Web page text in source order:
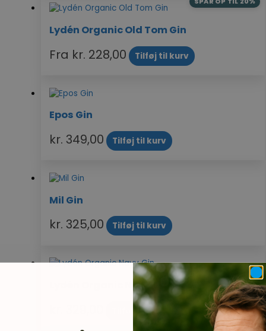
Lydén Organic Old Tom Gin
Fra kr. 228,00 Tilføj til kurv
Epos Gin
kr. 349,00 Tilføj til kurv
Mil Gin
kr. 325,00 Tilføj til kurv
Lydén Organic Navy Gin
Tilføj til kurv